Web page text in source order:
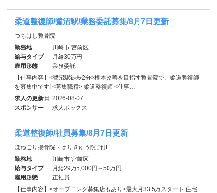
柔道整復師/鷺沼駅/業務委託募集/8月7日更新
つちはし整骨院
勤務地
川崎市 宮前区
給与タイプ
月給30万円
雇用形態
業務委託
【仕事内容】<鷺沼駅徒歩2分>根本改善を目指す整骨院で、柔道整復師
を募集中です! <募集職種> 柔道整復師 <仕事…
求人の更新日 2026-08-07
スポンサー
求人ボックス
柔道整復師/社員募集/8月7日更新
ほねごり接骨院・はりきゅう院 野川
勤務地
川崎市 宮前区
給与タイプ
月給29万5,000円～50万円
雇用形態
正社員
【仕事内容】<オープニング募集店もあり>最大月33.5万スタート 住宅